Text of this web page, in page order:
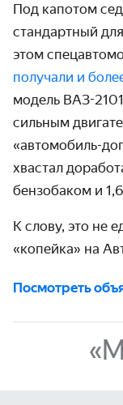
Под капотом
стандартный
этом
получали и
модель ВАЗ-
сильным
«автомобиль-
хвастал
бензобаком и
К слову, это не
«копейка» на
Посмотреть